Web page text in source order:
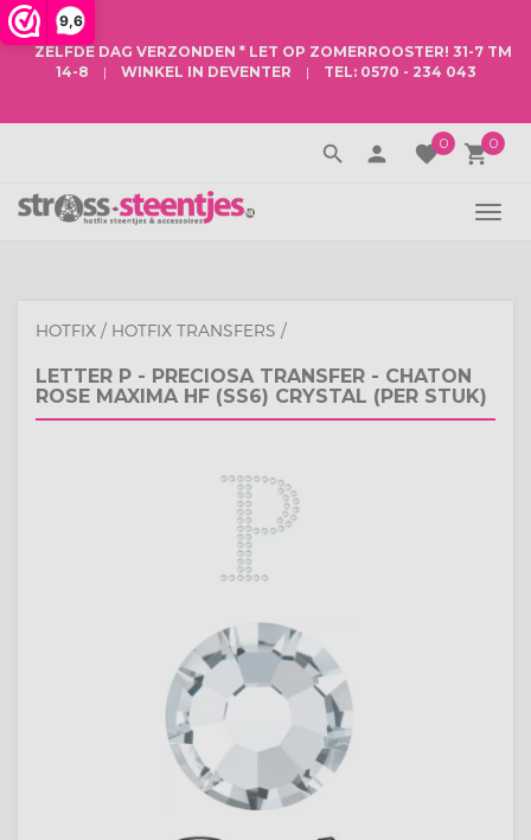
9,6
ZELFDE DAG VERZONDEN * LET OP ZOMERROOSTER! 31-7 TM
14-8
| WINKEL IN DEVENTER | TEL: 0570 - 234 043
local_grocery_store0
favorite0
search person
HOTFIX / HOTFIX TRANSFERS /
LETTER P - PRECIOSA TRANSFER - CHATON
ROSE MAXIMA HF (SS6) CRYSTAL (PER STUK)